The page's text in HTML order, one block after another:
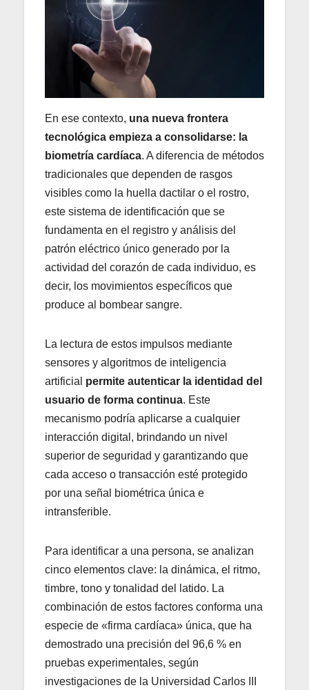
En ese contexto, una nueva frontera
tecnológica empieza a consolidarse: la
biometría cardíaca. A diferencia de métodos
tradicionales que dependen de rasgos
visibles como la huella dactilar o el rostro,
este sistema de identificación que se
fundamenta en el registro y análisis del
patrón eléctrico único generado por la
actividad del corazón de cada individuo, es
decir, los movimientos específicos que
produce al bombear sangre.
La lectura de estos impulsos mediante
sensores y algoritmos de inteligencia
artificial permite autenticar la identidad del
usuario de forma continua. Este
mecanismo podría aplicarse a cualquier
interacción digital, brindando un nivel
superior de seguridad y garantizando que
cada acceso o transacción esté protegido
por una señal biométrica única e
intransferible.
Para identificar a una persona, se analizan
cinco elementos clave: la dinámica, el ritmo,
timbre, tono y tonalidad del latido. La
combinación de estos factores conforma una
especie de «firma cardíaca» única, que ha
demostrado una precisión del 96,6 % en
pruebas experimentales, según
investigaciones de la Universidad Carlos III